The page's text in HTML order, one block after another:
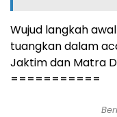
Wujud langkah
tuangkan dalam
Jaktim dan Matra
===========